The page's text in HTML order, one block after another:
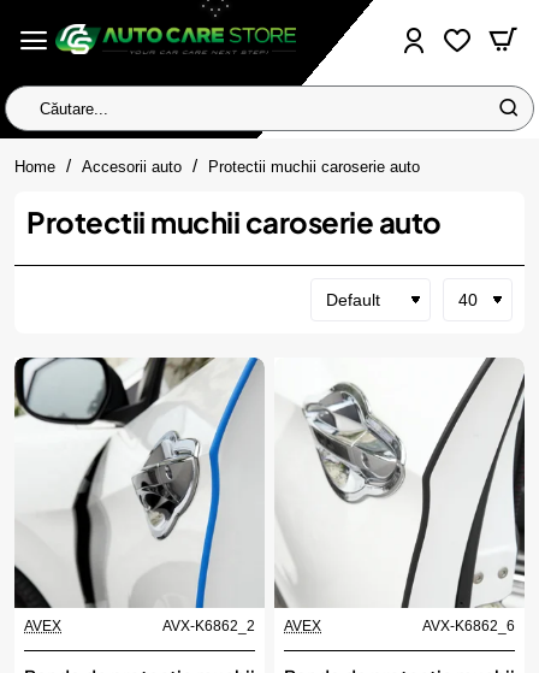
Căutare...
Home homeAccesorii auto Protectii muchii caroserie auto
Protectii muchii caroserie auto
AVEX AVX-K6862_2 AVEX AVX-K6862_6